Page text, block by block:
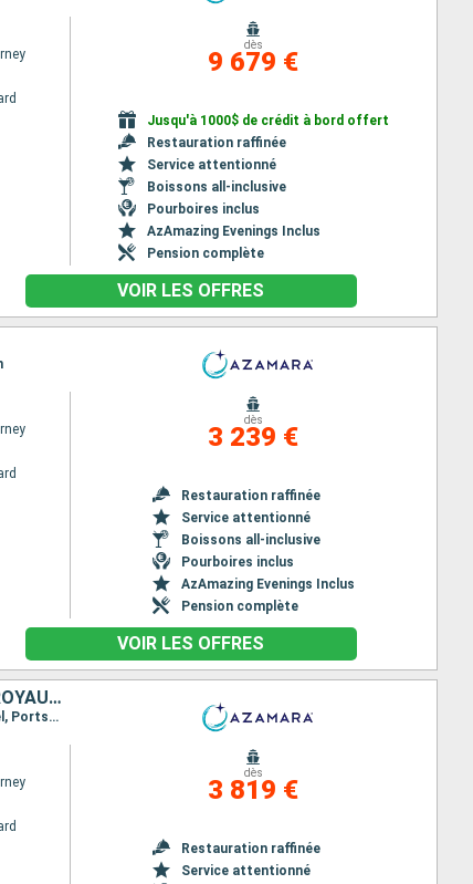
dès
9 679 €
Jusqu'à 1000$ de crédit à bord offert
Restauration raffinée
Service attentionné
Boissons all-inclusive
Pourboires inclus
AzAmazing Evenings Inclus
Pension complète
VOIR LES OFFRES
dès
3 239 €
Restauration raffinée
Service attentionné
Boissons all-inclusive
Pourboires inclus
AzAmazing Evenings Inclus
Pension complète
VOIR LES OFFRES
SUÈDE, ESTONIE, LETTONIE, LITUANIE, POLOGNE, DANEMARK, ALLEMAGNE, ROYAUME-UNI
Itinéraire : Stockholm, Helsingborg, Tallinn, Riga, Klaipeda, Gdansk, Ronne, Warnemunde, Canal de Kiel, Portsmouth
dès
3 819 €
Restauration raffinée
Service attentionné